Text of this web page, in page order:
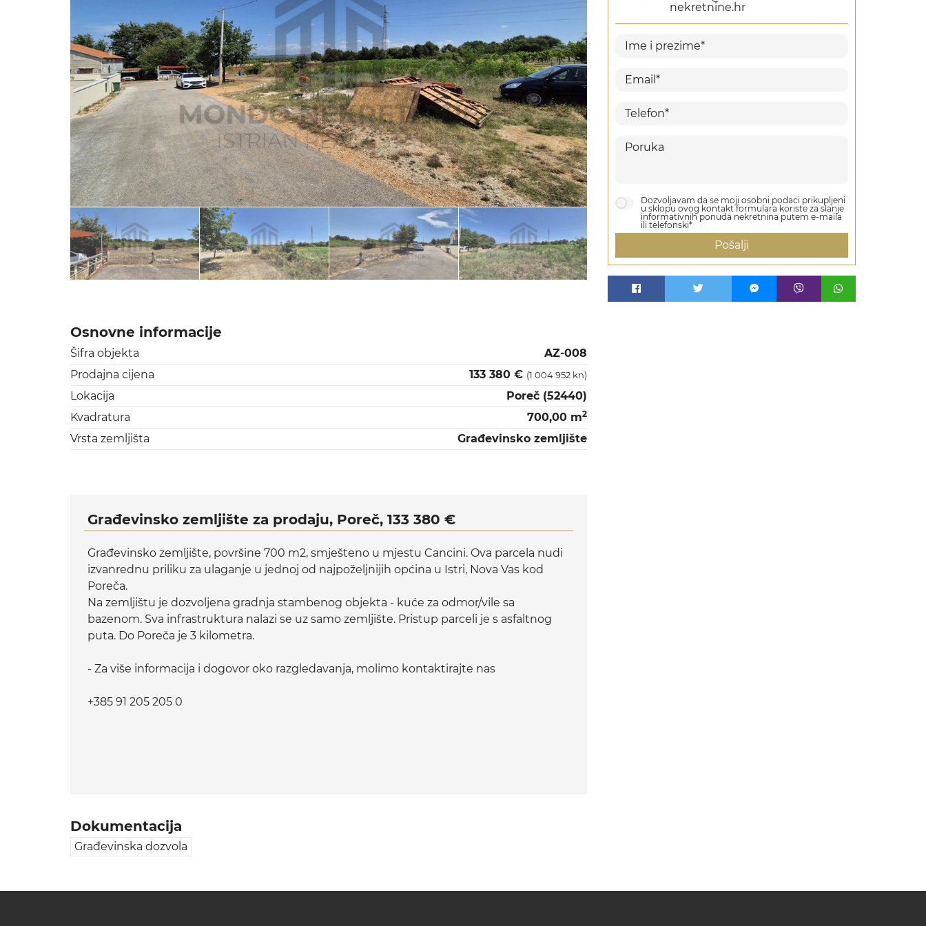
Osnovne informacije
Šifra objekta
AZ-008
Prodajna cijena
133 380 € (1 004 952 kn)
Lokacija
Poreč (52440)
Kvadratura
700,00 m2
Vrsta zemljišta Građevinsko zemljište
Građevinsko zemljište za prodaju, Poreč, 133 380 €
Građevinsko zemljište, površine 700 m2, smješteno u mjestu Cancini. Ova parcela nudi
izvanrednu priliku za ulaganje u jednoj od najpoželjnijih općina u Istri, Nova Vas kod
Poreča.
Na zemljištu je dozvoljena gradnja stambenog objekta - kuće za odmor/vile sa
bazenom. Sva infrastruktura nalazi se uz samo zemljište. Pristup parceli je s asfaltnog
puta. Do Poreča je 3 kilometra.
- Za više informacija i dogovor oko razgledavanja, molimo kontaktirajte nas
+385 91 205 205 0
Dokumentacija
Građevinska dozvola
nekretnine.hr
Dozvoljavam da se moji osobni podaci prikupljeni
u sklopu ovog kontakt formulara koriste za slanje
informativnih ponuda nekretnina putem e-maila
ili telefonski*
Pošalji